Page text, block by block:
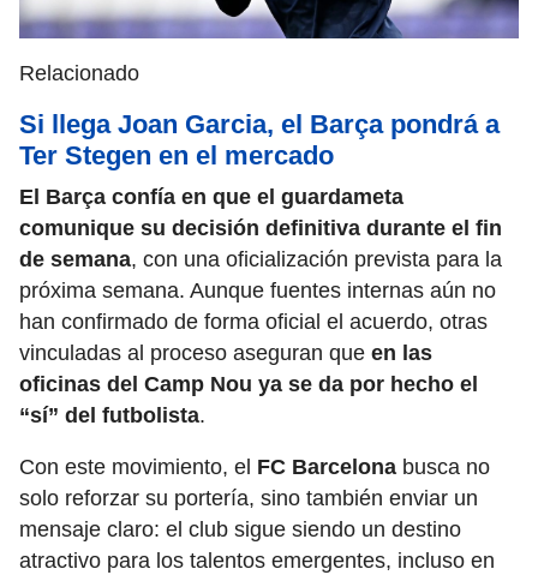
Relacionado
Si llega Joan Garcia, el Barça pondrá a
Ter Stegen en el mercado
El Barça confía en que el guardameta
comunique su decisión definitiva durante el fin
de semana, con una oficialización prevista para la
próxima semana. Aunque fuentes internas aún no
han confirmado de forma oficial el acuerdo, otras
vinculadas al proceso aseguran que en las
oficinas del Camp Nou ya se da por hecho el
“sí” del futbolista.
Con este movimiento, el FC Barcelona busca no
solo reforzar su portería, sino también enviar un
mensaje claro: el club sigue siendo un destino
atractivo para los talentos emergentes, incluso en